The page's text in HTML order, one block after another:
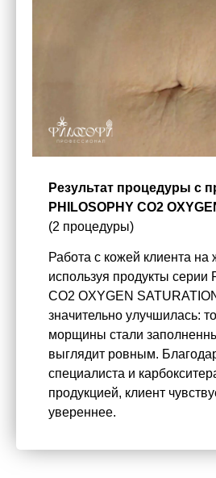
Результат процедуры с
PHILOSOPHY CO2
(2 процедуры)
Работа с кожей клиента на
используя продукты серии
CO2 OXYGEN
значительно улучшилась:
морщины стали
выглядит ровным.
специалиста и
продукцией, клиент
увереннее.